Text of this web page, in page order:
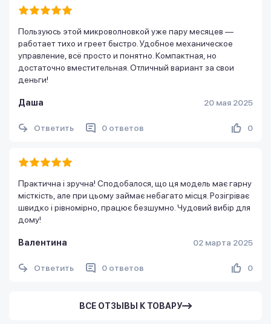
Пользуюсь этой микроволновкой уже пару месяцев —
работает тихо и греет быстро. Удобное механическое
управление, всё просто и понятно. Компактная, но
достаточно вместительная. Отличный вариант за свои
деньги!
Даша 20 мая 2025
Ответить 0 ответов 0
Практична і зручна! Сподобалося, що ця модель має гарну
місткість, але при цьому займає небагато місця. Розігріває
швидко і рівномірно, працює безшумно. Чудовий вибір для
дому!
Валентина 02 марта 2025
Ответить 0 ответов 0
ВСЕ ОТЗЫВЫ К ТОВАРУ